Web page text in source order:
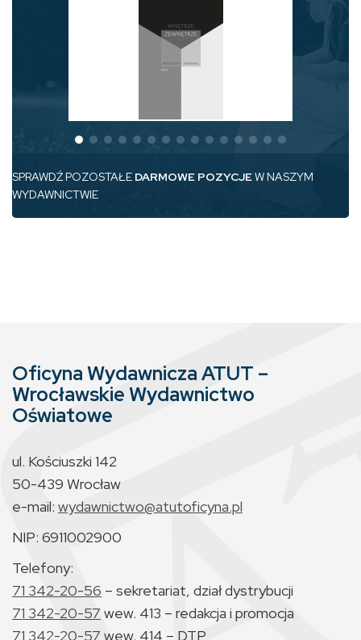
SPRAWDŹ POZOSTAŁE DARMOWE POZYCJEW NASZYM
WYDAWNICTWIE
Oficyna Wydawnicza ATUT –
Wrocławskie Wydawnictwo
Oświatowe
ul. Kościuszki 142
50-439 Wrocław
e-mail: wydawnictwo@atutoficyna.pl
NIP: 6911002900
Telefony:
71 342-20-56 – sekretariat, dział dystrybucji
71 342-20-57 wew. 413 – redakcja i promocja
71 342-20-57 wew. 414 – DTP